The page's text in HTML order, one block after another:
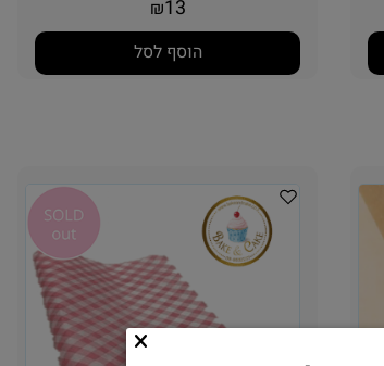
₪ 13
הוסף לסל